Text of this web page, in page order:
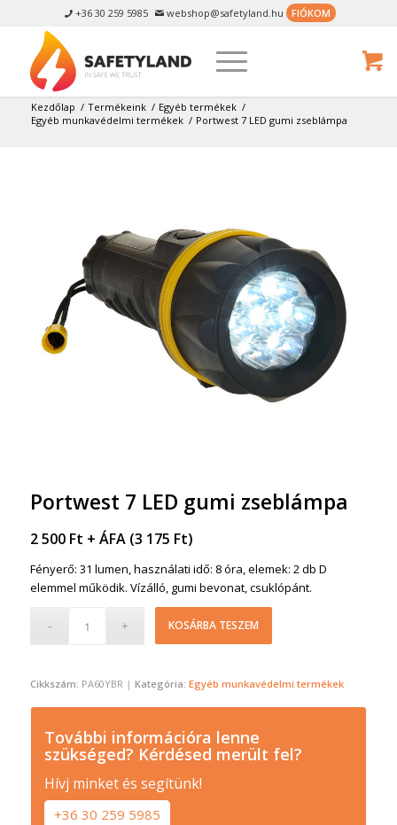
 +36 30 259 5985  webshop@safetyland.hu FIÓKOM
Kezdőlap / Termékeink / Egyéb termékek /
Egyéb munkavédelmi termékek / Portwest 7 LED gumi zseblámpa
Portwest 7 LED gumi zseblámpa
2 500 Ft + ÁFA (3 175 Ft)
Fényerő: 31 lumen, használati idő: 8 óra, elemek: 2 db D
elemmel működik. Vízálló, gumi bevonat, csuklópánt.
KOSÁRBA TESZEM
Cikkszám: PA60YBR Kategória: Egyéb munkavédelmi termékek
További információra lenne
szükséged? Kérdésed merült fel?
Hívj minket és segítünk!
+36 30 259 5985